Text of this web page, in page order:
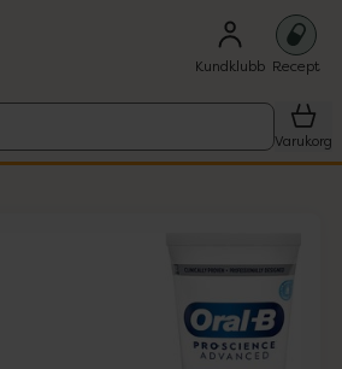
Kundklubb Recept
Varukorg